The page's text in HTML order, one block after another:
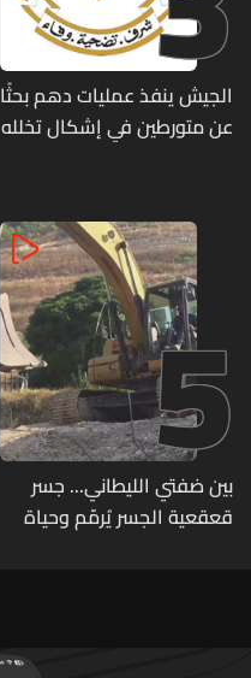
الجيش ينفذ عمليات دهم بحثًا
عن متورطين في إشكال تخلله
مزروعة بالماريجوانا
5
بين ضفتي الليطاني... جسر
قعقعية الجسر يُرمّم وحياة